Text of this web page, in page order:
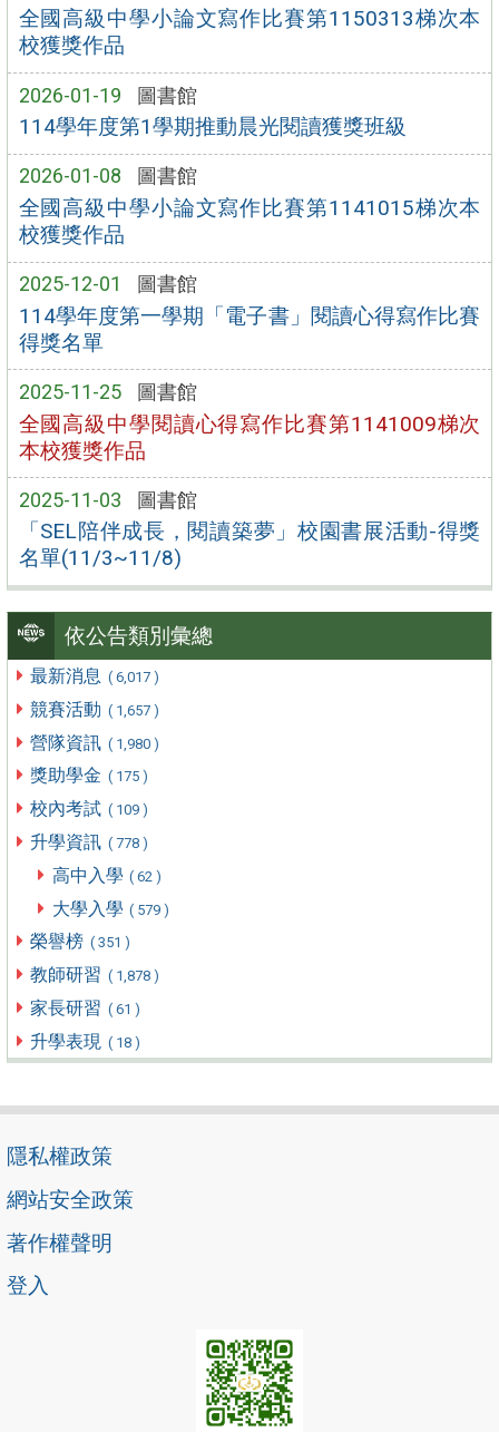
全國高級中學小論文寫作比賽第1150313梯次本
校獲獎作品
2026-01-19 圖書館
114學年度第1學期推動晨光閱讀獲獎班級
2026-01-08 圖書館
全國高級中學小論文寫作比賽第1141015梯次本
校獲獎作品
2025-12-01 圖書館
114學年度第一學期「電子書」閱讀心得寫作比賽
得獎名單
2025-11-25 圖書館
全國高級中學閱讀心得寫作比賽第1141009梯次
本校獲獎作品
2025-11-03 圖書館
「SEL陪伴成長，閱讀築夢」校園書展活動-得獎
名單(11/3~11/8)
依公告類別彙總
最新消息 ( 6,017 )
競賽活動 ( 1,657 )
營隊資訊 ( 1,980 )
獎助學金 ( 175 )
校內考試 ( 109 )
升學資訊 ( 778 )
高中入學 ( 62 )
大學入學 ( 579 )
榮譽榜 ( 351 )
教師研習 ( 1,878 )
家長研習 ( 61 )
升學表現 ( 18 )
隱私權政策
網站安全政策
著作權聲明
登入